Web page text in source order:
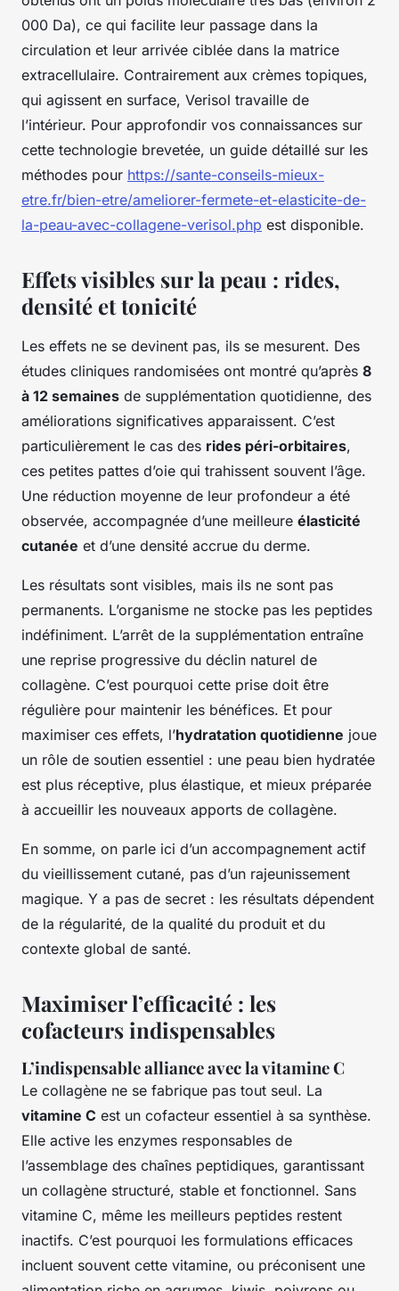
000 Da), ce qui facilite leur passage dans la
circulation et leur arrivée ciblée dans la matrice
extracellulaire. Contrairement aux crèmes topiques,
qui agissent en surface, Verisol travaille de
l’intérieur. Pour approfondir vos connaissances sur
cette technologie brevetée, un guide détaillé sur les
méthodes pour https://sante-conseils-mieux-
etre.fr/bien-etre/ameliorer-fermete-et-elasticite-de-
la-peau-avec-collagene-verisol.php est disponible.
Effets visibles sur la peau : rides,
densité et tonicité
Les effets ne se devinent pas, ils se mesurent. Des
études cliniques randomisées ont montré qu’après 8
à 12 semaines de supplémentation quotidienne, des
améliorations significatives apparaissent. C’est
particulièrement le cas des rides péri-orbitaires,
ces petites pattes d’oie qui trahissent souvent l’âge.
Une réduction moyenne de leur profondeur a été
observée, accompagnée d’une meilleure élasticité
cutanée et d’une densité accrue du derme.
Les résultats sont visibles, mais ils ne sont pas
permanents. L’organisme ne stocke pas les peptides
indéfiniment. L’arrêt de la supplémentation entraîne
une reprise progressive du déclin naturel de
collagène. C’est pourquoi cette prise doit être
régulière pour maintenir les bénéfices. Et pour
maximiser ces effets, l’hydratation quotidienne joue
un rôle de soutien essentiel : une peau bien hydratée
est plus réceptive, plus élastique, et mieux préparée
à accueillir les nouveaux apports de collagène.
En somme, on parle ici d’un accompagnement actif
du vieillissement cutané, pas d’un rajeunissement
magique. Y a pas de secret : les résultats dépendent
de la régularité, de la qualité du produit et du
contexte global de santé.
Maximiser l’efficacité : les
cofacteurs indispensables
L’indispensable alliance avec la vitamine C
Le collagène ne se fabrique pas tout seul. La
vitamine C est un cofacteur essentiel à sa synthèse.
Elle active les enzymes responsables de
l’assemblage des chaînes peptidiques, garantissant
un collagène structuré, stable et fonctionnel. Sans
vitamine C, même les meilleurs peptides restent
inactifs. C’est pourquoi les formulations efficaces
incluent souvent cette vitamine, ou préconisent une